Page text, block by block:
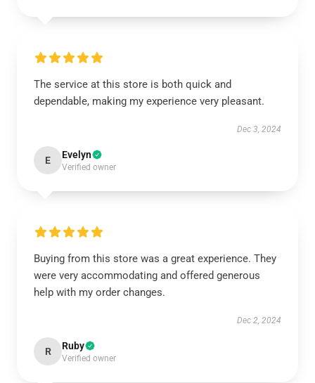
The service at this store is both quick and
dependable, making my experience very pleasant.
Dec 3, 2024
E Evelyn
Verified owner
Buying from this store was a great experience. They
were very accommodating and offered generous
help with my order changes.
Dec 2, 2024
R Ruby
Verified owner